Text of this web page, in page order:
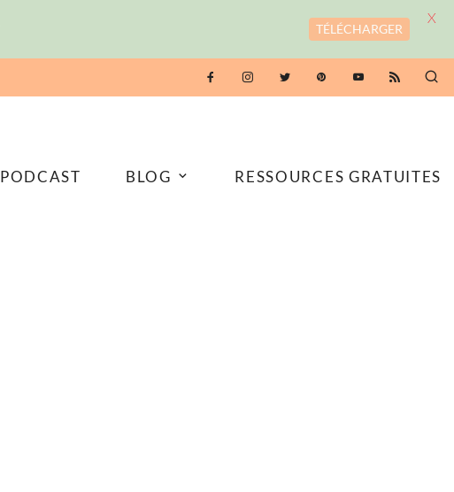
PODCAST BLOG RESSOURCES GRATUITES
TÉLÉCHARGER
X